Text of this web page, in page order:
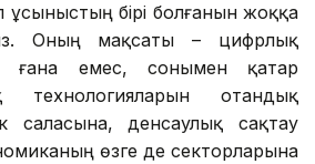
ұсыныстың бірі болғанын жоққа
Оның мақсаты – цифрлық
ғана емес, сонымен қатар
отандық
саласына, денсаулық сақтау
өзге де секторларына